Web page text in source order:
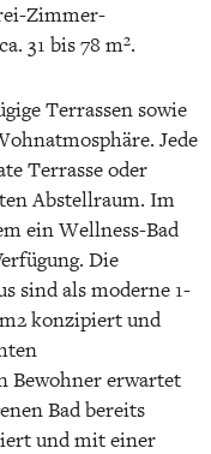
Zimmer-
31 bis 78 m².
Terrassen sowie
Jede
Terrasse oder
Abstellraum. Im
ein Wellness-Bad
Die
sind als moderne 1-
konzipiert und
Bewohner erwartet
Bad bereits
und mit einer